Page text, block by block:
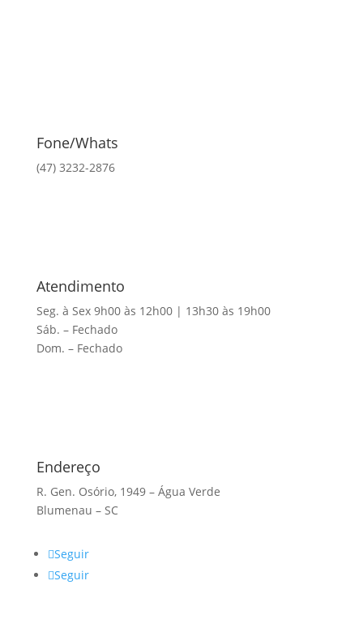
Fone/Whats
(47) 3232-2876
Atendimento
Seg. à Sex 9h00 às 12h00 | 13h30 às 19h00
Sáb. – Fechado
Dom. – Fechado
Endereço
R. Gen. Osório, 1949 – Água Verde
Blumenau – SC
Seguir
Seguir